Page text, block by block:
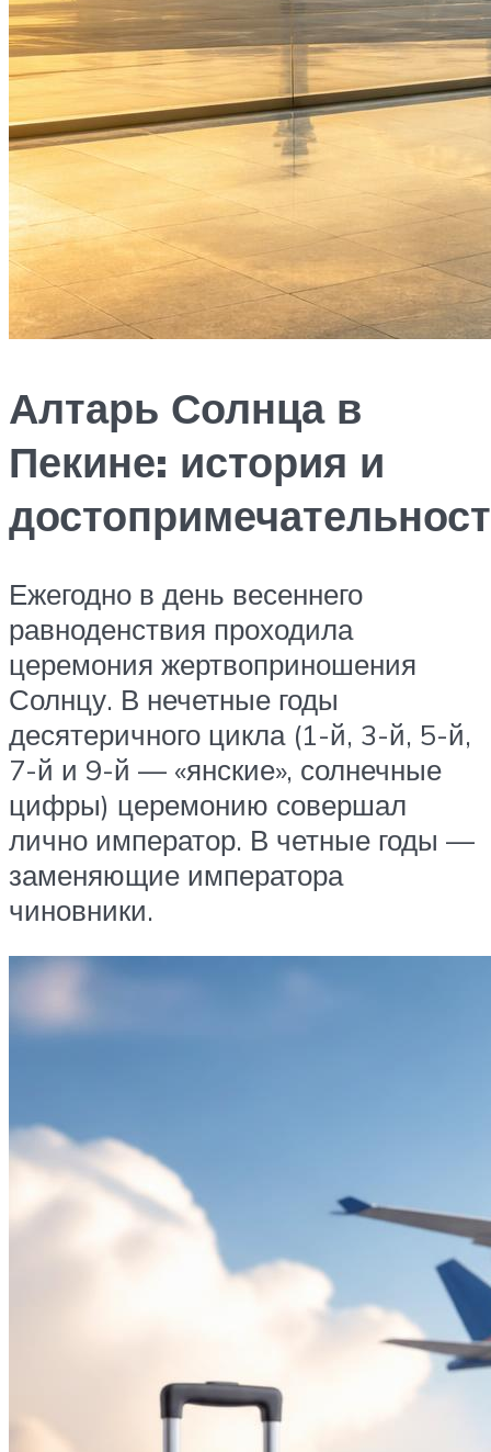
Алтарь Солнца в
Пекине: история и
Ежегодно в день весеннего
равноденствия проходила
церемония жертвоприношения
Солнцу. В нечетные годы
десятеричного цикла (1-й, 3-й, 5-й,
7-й и 9-й — «янские», солнечные
цифры) церемонию совершал
лично император. В четные годы —
заменяющие императора
чиновники.